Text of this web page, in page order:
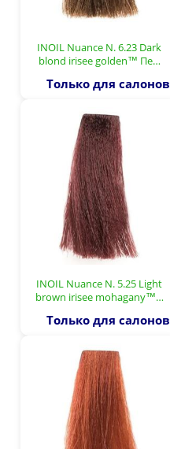
INOIL Nuance N. 6.23 Dark
blond irisee golden™ Пе…
Только для салонов
INOIL Nuance N. 5.25 Light
brown irisee mohagany™…
Только для салонов